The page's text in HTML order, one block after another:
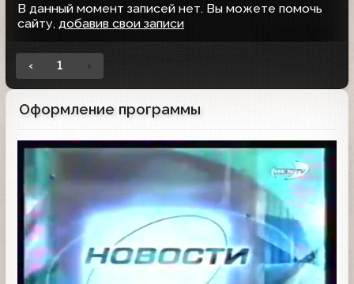
В данный момент записей нет. Вы можете помочь
сайту, добавив свои записи
‹ 1 ›
Оформление программы
Заставка программы